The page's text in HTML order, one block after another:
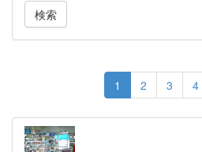
1 2 3 4